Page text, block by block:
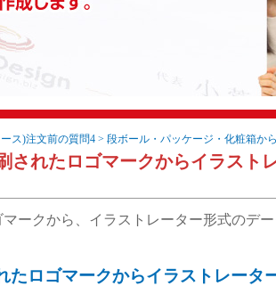
ス)注文前の質問4 > 段ボール・パッケージ・化粧箱か
されたロゴマークからイラスト
ークから、イラストレーター形式のデ
たロゴマークからイラストレータ